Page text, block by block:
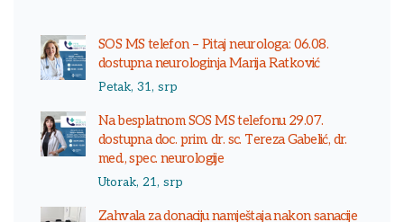
SOS MS telefon – Pitaj neurologa: 06.08.
dostupna neurologinja Marija Ratković
Petak, 31, srp
Na besplatnom SOS MS telefonu 29.07.
dostupna doc. prim. dr. sc. Tereza Gabelić, dr.
med., spec. neurologije
Utorak, 21, srp
Zahvala za donaciju namještaja nakon sanacije